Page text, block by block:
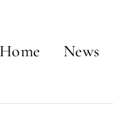
Home News